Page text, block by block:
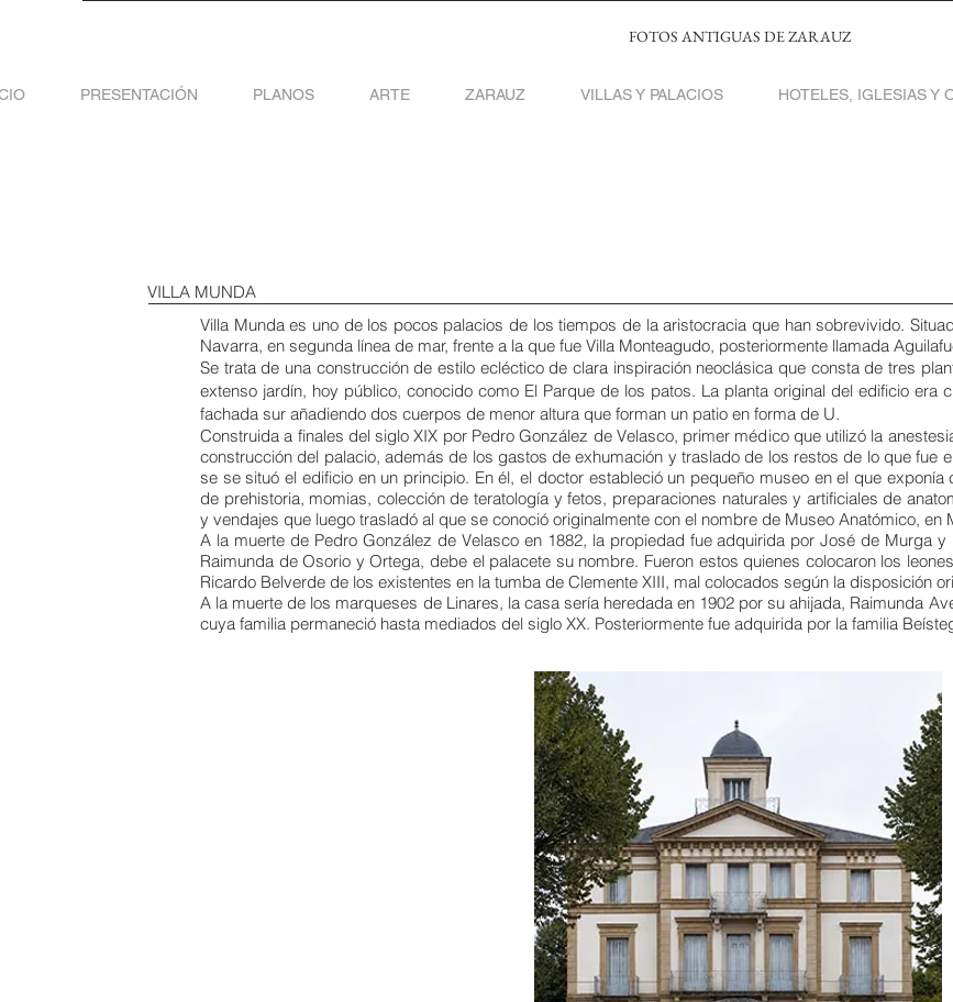
PRESENTACIÓN PLANOS ARTE ZARAUZ VILLAS Y PALACIOS HOTELES, IGLESIAS Y
FOTOS ANTIGUAS DE ZARAUZ
VILLA MUNDA
Villa Munda es uno de los pocos palacios de los tiempos de la aristocracia que han sobrevivido.
Navarra, en segunda línea de mar, frente a la que fue Villa Monteagudo, posteriormente llamada
Se trata de una construcción de estilo ecléctico de clara inspiración neoclásica que consta de tres
extenso jardín, hoy público, conocido como El Parque de los patos. La planta original del edificio era
fachada sur añadiendo dos cuerpos de menor altura que forman un patio en forma de U.
Construida a finales del siglo XIX por Pedro González de Velasco, primer médico que utilizó la
construcción del palacio, además de los gastos de exhumación y traslado de los restos de lo que fue
se se situó el edificio en un principio. En él, el doctor estableció un pequeño museo en el que
de prehistoria, momias, colección de teratología y fetos, preparaciones naturales y artificiales de
y vendajes que luego trasladó al que se conoció originalmente con el nombre de Museo Anatómico, en
A la muerte de Pedro González de Velasco en 1882, la propiedad fue adquirida por José de Murga
Raimunda de Osorio y Ortega, debe el palacete su nombre. Fueron estos quienes colocaron los
Ricardo Belverde de los existentes en la tumba de Clemente XIII, mal colocados según la disposición
A la muerte de los marqueses de Linares, la casa sería heredada en 1902 por su ahijada, Raimunda
cuya familia permaneció hasta mediados del siglo XX. Posteriormente fue adquirida por la familia